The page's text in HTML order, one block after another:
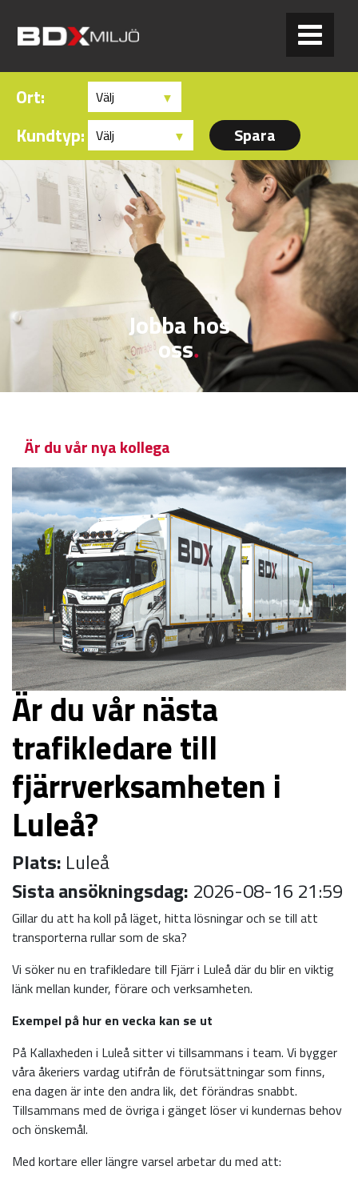
Ort:
Kundtyp:
Jobba hos
oss.
Är du vår nya kollega
Är du vår nästa
trafikledare till
fjärrverksamheten i
Luleå?
Plats: Luleå
Sista ansökningsdag: 2026-08-16 21:59
Gillar du att ha koll på läget, hitta lösningar och se till att
transporterna rullar som de ska?
Vi söker nu en trafikledare till Fjärr i Luleå där du blir en viktig
länk mellan kunder, förare och verksamheten.
Exempel på hur en vecka kan se ut
På Kallaxheden i Luleå sitter vi tillsammans i team. Vi bygger
våra åkeriers vardag utifrån de förutsättningar som finns,
ena dagen är inte den andra lik, det förändras snabbt.
Tillsammans med de övriga i gänget löser vi kundernas behov
och önskemål.
Med kortare eller längre varsel arbetar du med att: